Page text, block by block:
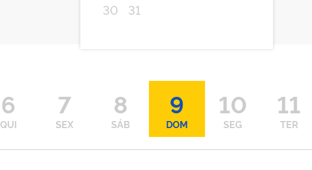
30
31
6
QUI
7
SEX
8
SÁB
9
DOM
10
SEG
11
TER